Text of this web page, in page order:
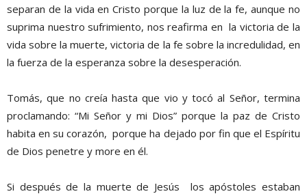
separan de la vida en Cristo porque la luz de la fe, aunque no
suprima nuestro sufrimiento, nos reafirma en la victoria de la
vida sobre la muerte, victoria de la fe sobre la incredulidad, en
la fuerza de la esperanza sobre la desesperación.
Tomás, que no creía hasta que vio y tocó al Señor, termina
proclamando: “Mi Señor y mi Dios” porque la paz de Cristo
habita en su corazón, porque ha dejado por fin que el Espíritu
de Dios penetre y more en él.
Si después de la muerte de Jesús los apóstoles estaban